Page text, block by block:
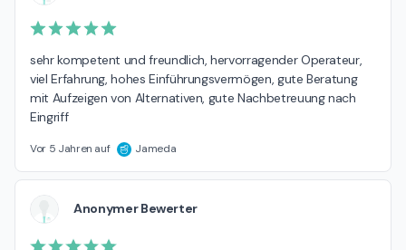
sehr kompetent und freundlich, hervorragender Operateur,
viel Erfahrung, hohes Einführungsvermögen, gute Beratung
mit Aufzeigen von Alternativen, gute Nachbetreuung nach
Eingriff
Vor 5 Jahren auf Jameda
Anonymer Bewerter